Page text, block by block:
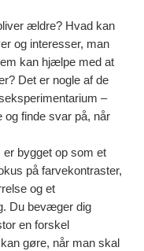
ældre? Hvad kan
og interesser, man
kan hjælpe med at
Det er nogle af de
–
og finde svar på, når
bygget op som et
på farvekontraster,
og et
Du bevæger dig
en forskel
gøre, når man skal